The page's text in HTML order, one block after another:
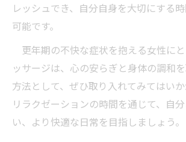
レッシュでき、自分自身を大切にする
可能です。
更年期の不快な症状を抱える女性に
ッサージは、心の安らぎと身体の調和
方法として、ぜひ取り入れてみてはいか
リラクゼーションの時間を通じて、自
い、より快適な日常を目指しましょう。